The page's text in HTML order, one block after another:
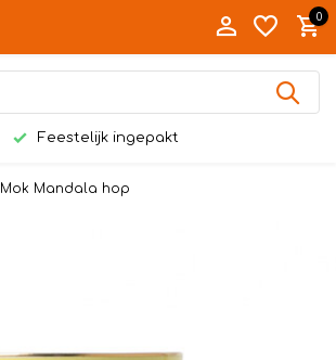
0
Feestelijk ingepakt
Mok Mandala hop